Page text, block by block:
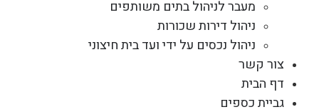
מעבר לניהול בתים משותפים
ניהול דירות שכורות
ניהול נכסים על ידי ועד בית חיצוני
צור קשר
דף הבית
גביית כספים